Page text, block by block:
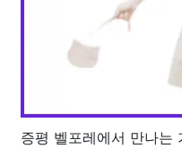
증평 벨포레에서 만나는